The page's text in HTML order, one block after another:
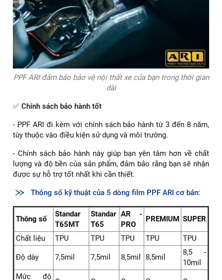
thất xe của bạn trong thời gian dài mà không cần phải thay
thế thường xuyên.
- Điều này không chỉ giúp tiết kiệm chi phí mà còn mang lại
sự yên tâm cho chủ xe.
PPF ARI đảm bảo bảo vệ nội thất xe của bạn trong thời gian
dài
Chính sách bảo hành tốt
- PPF ARI đi kèm với chính sách bảo hành từ 3 đến 8 năm,
tùy thuộc vào điều kiện sử dụng và môi trường.
- Chính sách bảo hành này giúp bạn yên tâm hơn về chất